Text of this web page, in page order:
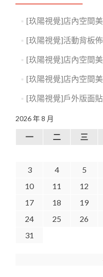
[玖陽視覺]店內空間
[玖陽視覺]活動背板
[玖陽視覺]店內空間
[玖陽視覺]店內空間
[玖陽視覺]戶外版面
2026 年 8 月
一 二 三
3
4 5
10
11 12
17
18 19
24
25 26
31